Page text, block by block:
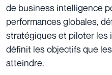
de business intelligence
performances globales,
stratégiques et piloter les
définit les objectifs que
atteindre.